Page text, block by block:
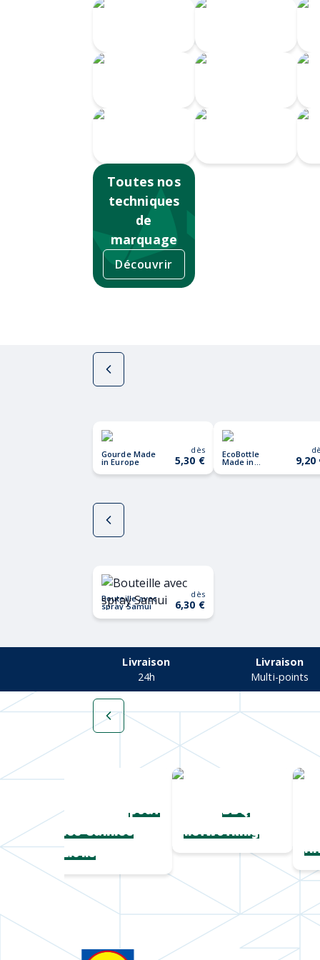
Toutes nos
techniques
de
marquage
Découvrir
Gourde Made
in Europe
dès
5,30 € EcoBottle
Made in 9,20
Bouteille avec
spray Samui
dès
6,30 €
Livraison
24h
Livraison
Multi-points
complète pour
les Cannes
Lions
BBQ
networking